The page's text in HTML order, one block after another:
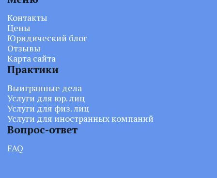
Контакты
Цены
Юридический блог
Отзывы
Карта сайта
Практики
Выигранные дела
Услуги для юр. лиц
Услуги для физ. лиц
Услуги для иностранных компаний
Вопрос-ответ
FAQ